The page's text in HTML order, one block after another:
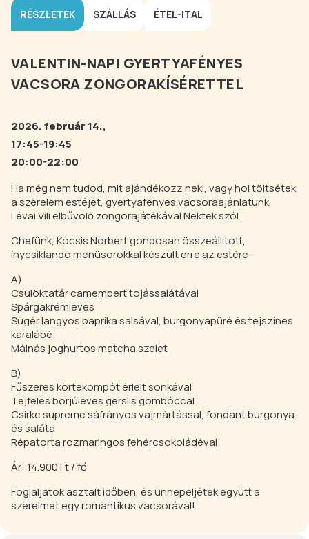
RÉSZLETEK SZÁLLÁS ÉTEL-ITAL
VALENTIN-NAPI GYERTYAFÉNYES
VACSORA ZONGORAKÍSÉRETTEL
2026. február 14.,
17:45-19:45
20:00-22:00
Ha még nem tudod, mit ajándékozz neki, vagy hol töltsétek
a szerelem estéjét, gyertyafényes vacsoraajánlatunk,
Lévai Vili elbűvölő zongorajátékával Nektek szól.
Chefünk, Kocsis Norbert gondosan összeállított,
ínycsiklandó menüsorokkal készült erre az estére:
A)
Csülöktatár camembert tojássalátával
Spárgakrémleves
Sügér langyos paprika salsával, burgonyapüré és tejszínes
karalábé
Málnás joghurtos matcha szelet
B)
Fűszeres körtekompót érlelt sonkával
Tejfeles borjúleves gerslis gombóccal
Csirke supreme sáfrányos vajmártással, fondant burgonya
és saláta
Répatorta rozmaringos fehércsokoládéval
Ár: 14.900 Ft / fő
Foglaljatok asztalt időben, és ünnepeljétek együtt a
szerelmet egy romantikus vacsorával!